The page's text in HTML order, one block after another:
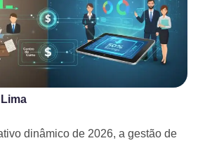
dinâmico de 2026, a gestão de